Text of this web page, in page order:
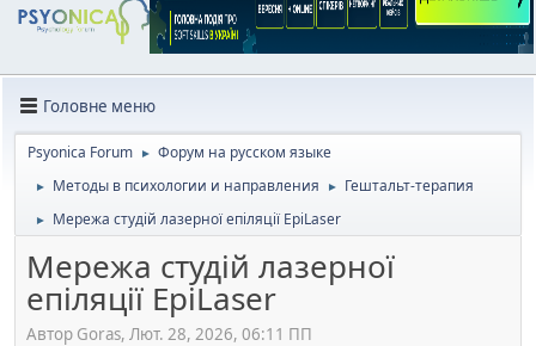
Головне меню
Psyonica Forum ► Форум на русском языке
► Методы в психологии и направления ► Гештальт-терапия
► Мережа студій лазерної епіляції EpiLaser
Мережа студій лазерної
епіляції EpiLaser
Автор Goras, Лют. 28, 2026, 06:11 ПП